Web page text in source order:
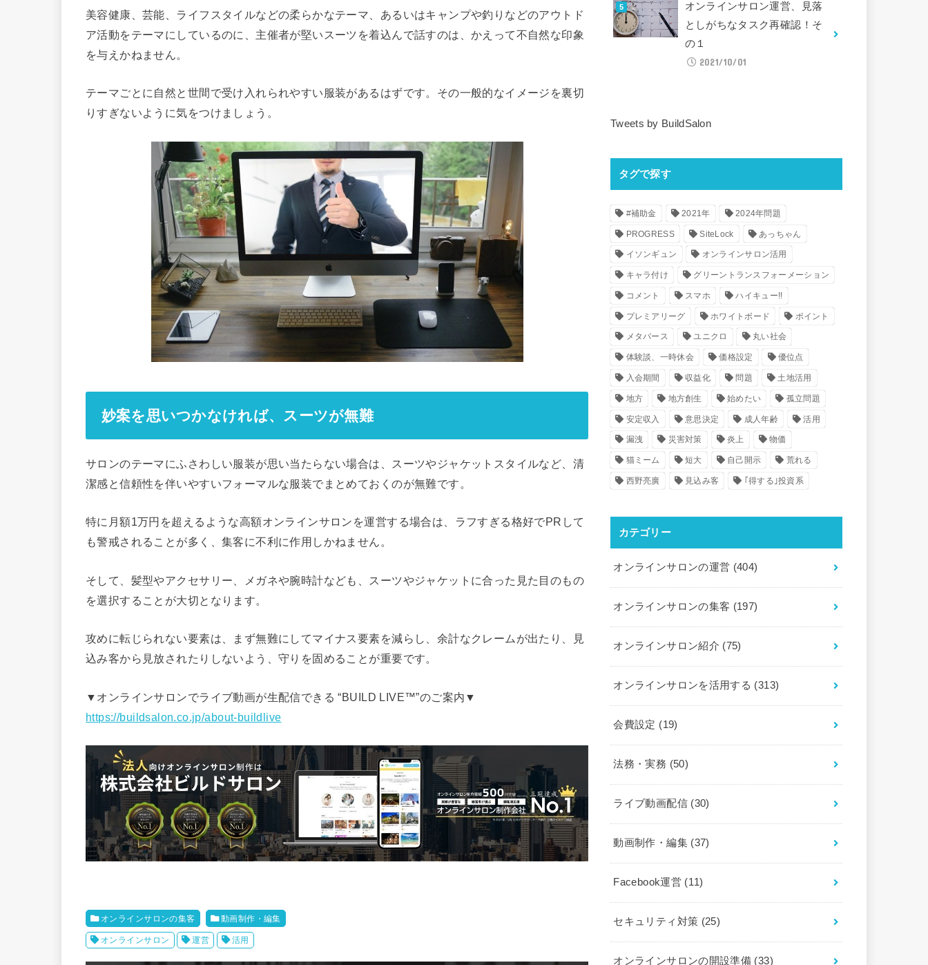
美容健康、芸能、ライフスタイルなどの柔らかなテーマ、あるいはキャンプや釣りなどのアウトド
ア活動をテーマにしているのに、主催者が堅いスーツを着込んで話すのは、かえって不自然な印象
を与えかねません。
テーマごとに自然と世間で受け入れられやすい服装があるはずです。その一般的なイメージを裏切
りすぎないように気をつけましょう。
妙案を思いつかなければ、スーツが無難
サロンのテーマにふさわしい服装が思い当たらない場合は、スーツやジャケットスタイルなど、清
潔感と信頼性を伴いやすいフォーマルな服装でまとめておくのが無難です。
特に月額1万円を超えるような高額オンラインサロンを運営する場合は、ラフすぎる格好でPRして
も警戒されることが多く、集客に不利に作用しかねません。
そして、髪型やアクセサリー、メガネや腕時計なども、スーツやジャケットに合った見た目のもの
を選択することが大切となります。
攻めに転じられない要素は、まず無難にしてマイナス要素を減らし、余計なクレームが出たり、見
込み客から見放されたりしないよう、守りを固めることが重要です。
▼オンラインサロンでライブ動画が生配信できる “BUILD LIVE™️”のご案内▼
https://buildsalon.co.jp/about-buildlive
オンラインサロンの集客 動画制作・編集
オンラインサロン 運営 活用
オンラインサロン運営、見落
としがちなタスク再確認！そ
の１
2021/10/01
Tweets by BuildSalon
タグで探す
#補助金 2021年 2024年問題
PROGRESS SiteLock あっちゃん
イソンギュン オンラインサロン活用
キャラ付け グリーントランスフォーメーション
コメント スマホ ハイキュー!!
プレミアリーグ ホワイトボード ポイント
メタバース ユニクロ 丸い社会
体験談、一時休会 価格設定 優位点
入会期間 収益化 問題 土地活用
地方 地方創生 始めたい 孤立問題
安定収入 意思決定 成人年齢 活用
漏洩 災害対策 炎上 物価
猫ミーム 短大 自己開示 荒れる
西野亮廣 見込み客 ｢得する｣投資系
カテゴリー
オンラインサロンの運営 (404)
オンラインサロンの集客 (197)
オンラインサロン紹介 (75)
オンラインサロンを活用する (313)
会費設定 (19)
法務・実務 (50)
ライブ動画配信 (30)
動画制作・編集 (37)
Facebook運営 (11)
セキュリティ対策 (25)
オンラインサロンの開設準備 (33)